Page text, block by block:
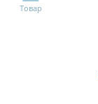
Товар